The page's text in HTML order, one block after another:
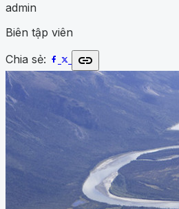
admin
Biên tập viên
Chia sẻ:
link